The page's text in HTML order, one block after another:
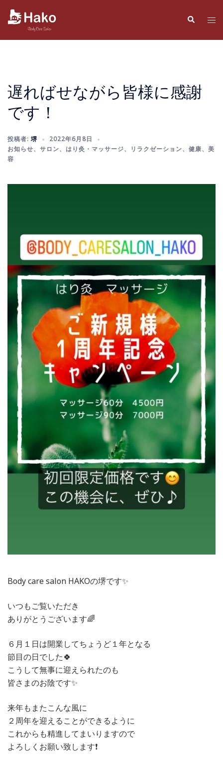
検
索
ト
遅ればせながら皆様に感謝
です！
投稿者: 堺
2022年6月8日
お知らせ、 サロン、 はり灸・マッサージ、 リラクゼーション、 健康、 美
容
Body care salon HAKOの堺です✨
いつもご覧いただき
ありがとうございます🌈
６月１日は開業してちょうど１年となる
節目の日でした🍀
こうして無事に迎えられたのも
皆さまのお陰です✨
来年もまたこんな風に
２周年を迎えることができるように
これからも精進してまいりますので
よろしくお願い致します❗️